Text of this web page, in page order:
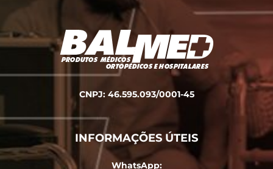
CNPJ: 46.595.093/0001-45
INFORMAÇÕES ÚTEIS
WhatsApp: